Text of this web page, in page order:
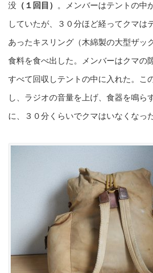
没 （１回目） 。メンバーはテントの中
していたが、３０分ほど経ってクマは
あったキスリング（木綿製の大型ザッ
食料を食べ出した。メンバーはクマの
すべて回収しテントの中に入れた。 こ
し、ラジオの音量を上げ、食器を鳴ら
に、３０分くらいでクマはいなくなった